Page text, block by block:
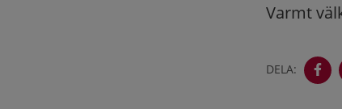
Varmt
DELA: